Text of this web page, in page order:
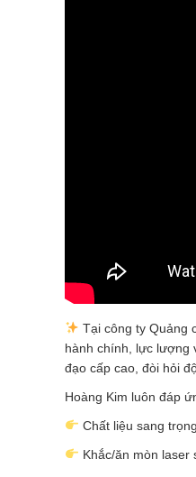
Tại công ty Quảng
hành chính, lực lượng
đạo cấp cao, đòi hỏi
Hoàng Kim luôn đáp
Chất liệu sang
Khắc/ăn mòn laser